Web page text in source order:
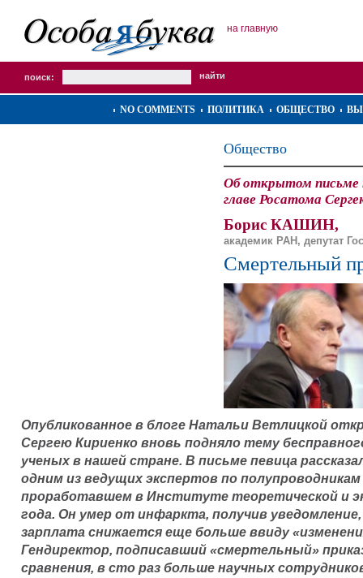
на главную
поиск:
NO COMMENTS ПОЛИТИКА ОБЩЕСТВО
Общество
Об открытом письме
главе Росатома
Борис КАШИН,
академик РАН, депутат
Смертельный
Опубликованное в блоге Натальи Ветлицкой
Сергею Кириенко вновь подняло тему
ученых в нашей стране. В письме певица
одним из ведущих экспертов по полупроводникам
проработавшем в Институте теоретической и
года. Он умер от инфаркта, получив
зарплата снижается еще больше ввиду
Гендиректор, подписавший «смертельный»
сравнения, в сто раз больше научных